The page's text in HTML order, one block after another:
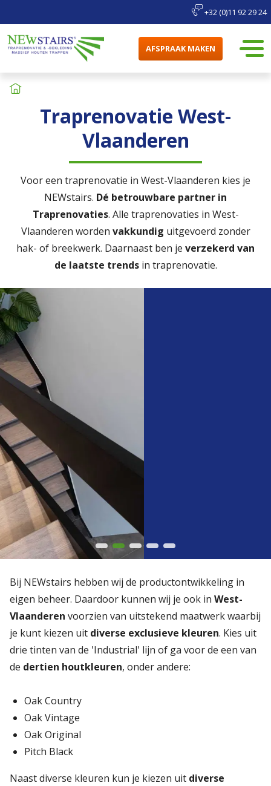
+32 (0)11 92 29 24
AFSPRAAK MAKEN
Traprenovatie West-
Vlaanderen
Voor een traprenovatie in West-Vlaanderen kies je
NEWstairs. Dé betrouwbare partner in
Traprenovaties. Alle traprenovaties in West-
Vlaanderen worden vakkundig uitgevoerd zonder
hak- of breekwerk. Daarnaast ben je verzekerd van
de laatste trendsin traprenovatie.
Bij NEWstairs hebben wij de productontwikkeling in
eigen beheer. Daardoor kunnen wij je ook in West-
Vlaanderen voorzien van uitstekend maatwerk waarbij
je kunt kiezen uit diverse exclusieve kleuren. Kies uit
drie tinten van de 'Industrial' lijn of ga voor de een van
de dertien houtkleuren, onder andere:
Oak Country
Oak Vintage
Oak Original
Pitch Black
Naast diverse kleuren kun je kiezen uit diverse